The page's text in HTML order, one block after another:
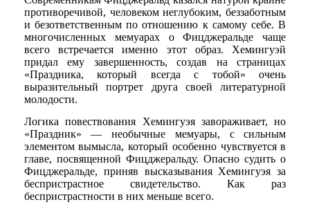
противоречивой, человеком неглубоким, беззаботным
и безответственным по отношению к самому себе. В
многочисленных мемуарах о Фицджеральде чаще
всего встречается именно этот образ. Хемингуэй
придал ему завершенность, создав на страницах
«Праздника, который всегда с тобой» очень
выразительный портрет друга своей литературной
молодости.
Логика повествования Хемингуэя завораживает, но
«Праздник» — необычные мемуары, с сильным
элементом вымысла, который особенно чувствуется в
главе, посвященной Фицджеральду. Опасно судить о
Фицджеральде, приняв высказывания Хемингуэя за
беспристрастное свидетельство. Как раз
беспристрастности в них меньше всего.